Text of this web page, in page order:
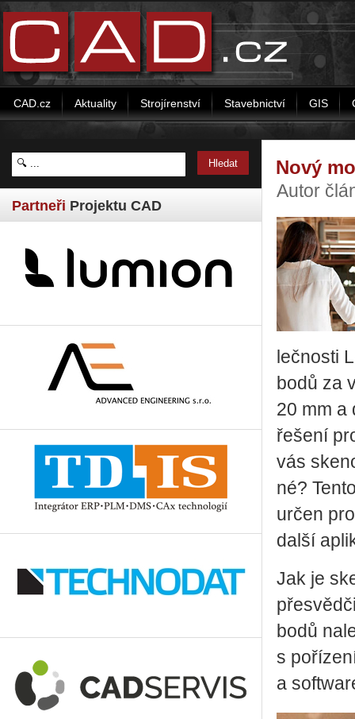
CAD.cz Aktuality Strojírenství Stavebnictví GIS
Partneři Projektu CAD
Nový
Autor
leč­nos­ti
bodů za
20 mm a
ře­še­ní
vás
né?
určen
další
Jak je
bodů
s
a